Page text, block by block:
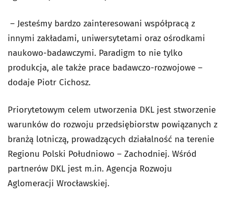
– Jesteśmy bardzo zainteresowani współpracą z
innymi zakładami, uniwersytetami oraz ośrodkami
naukowo-badawczymi. Paradigm to nie tylko
produkcja, ale także prace badawczo-rozwojowe –
dodaje Piotr Cichosz.
Priorytetowym celem utworzenia DKL jest stworzenie
warunków do rozwoju przedsiębiorstw powiązanych z
branżą lotniczą, prowadzących działalność na terenie
Regionu Polski Południowo – Zachodniej. Wśród
partnerów DKL jest m.in. Agencja Rozwoju
Aglomeracji Wrocławskiej.